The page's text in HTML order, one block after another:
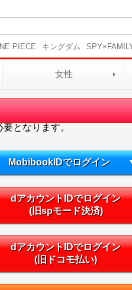
PIECE キングダム
女性
となります。
MobibookIDでログイン
dアカウントIDでログイン
(旧spモード決済)
dアカウントIDでログイン
(旧ドコモ払い)